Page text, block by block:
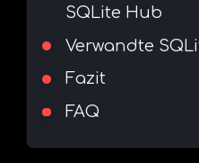
SQLite Hub
Verwandte
Fazit
FAQ